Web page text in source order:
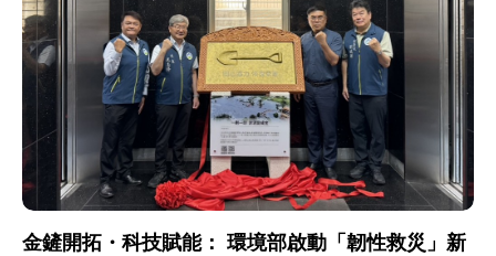
金鏟開拓・科技賦能： 環境部啟動「韌性救災」新